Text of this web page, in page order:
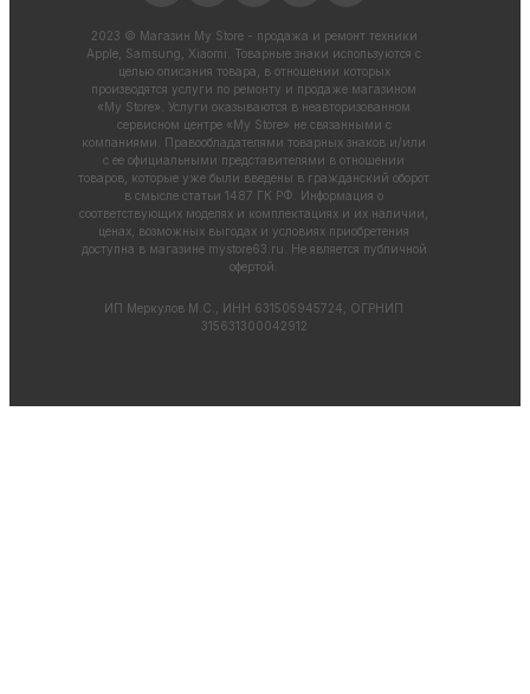
2023 © Магазин My Store - продажа и ремонт техники
Apple, Samsung, Xiaomi. Товарные знаки используются с
целью описания товара, в отношении которых
производятся услуги по ремонту и продаже магазином
«My Store». Услуги оказываются в неавторизованном
сервисном центре «My Store» не связанными с
компаниями. Правообладателями товарных знаков и/или
с ее официальными представителями в отношении
товаров, которые уже были введены в гражданский оборот
в смысле статьи 1487 ГК РФ. Информация о
соответствующих моделях и комплектациях и их наличии,
ценах, возможных выгодах и условиях приобретения
доступна в магазине mystore63.ru . Не является публичной
офертой.
ИП Меркулов М.С., ИНН 631505945724, ОГРНИП
315631300042912